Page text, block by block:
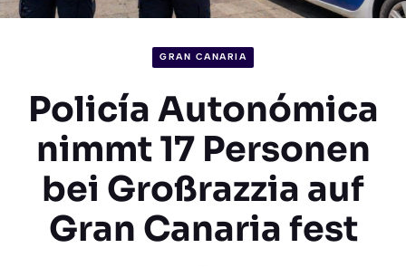
GRAN CANARIA
Policía Autonómica
nimmt 17 Personen
bei Großrazzia auf
Gran Canaria fest